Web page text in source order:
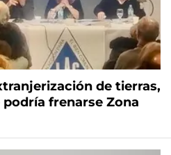
de tierras,
frenarse Zona